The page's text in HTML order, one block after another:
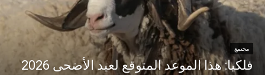
مجتمع
فلكيا: هذا الموعد المتوقع لعيد الأضحى 2026